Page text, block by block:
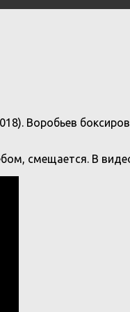
Воробьев
смещается. В